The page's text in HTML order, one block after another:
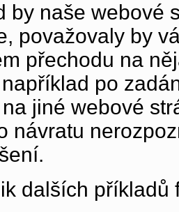
by naše webové
považovaly by
přechodu na
například po
jiné webové
návratu
dalších příkladů